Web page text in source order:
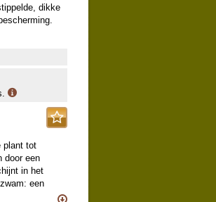
dikke
plant tot
door een
in het
een
blauwe tros